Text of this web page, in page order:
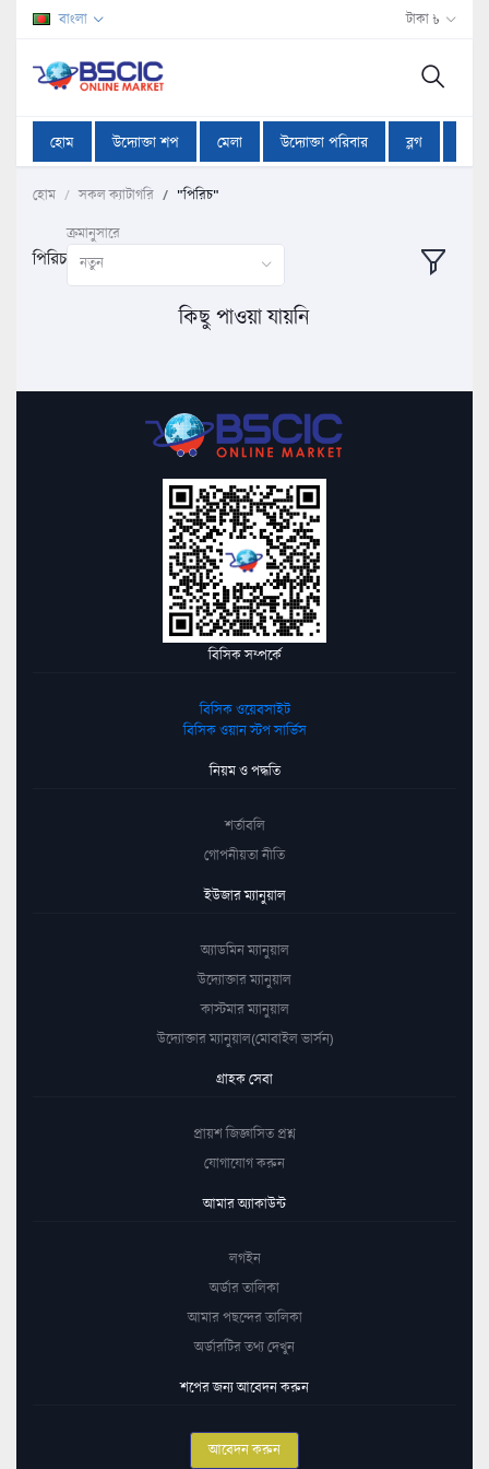
বাংলা টাকা ৳
হোম উদ্যোক্তা শপ মেলা উদ্যোক্তা পরিবার ব্লগ
হোম সকল ক্যাটাগরি "পিরিচ"
পিরিচ
ক্রমানুসারে
নতুন
কিছু পাওয়া যায়নি
বিসিক সম্পর্কে
বিসিক ওয়েবসাইট
বিসিক ওয়ান স্টপ সার্ভিস
নিয়ম ও পদ্ধতি
শর্তাবলি
গোপনীয়তা নীতি
ইউজার ম্যানুয়াল
অ্যাডমিন ম্যানুয়াল
উদ্যোক্তার ম্যানুয়াল
কাস্টমার ম্যানুয়াল
উদ্যোক্তার ম্যানুয়াল(মোবাইল ভার্সন)
গ্রাহক সেবা
প্রায়শ জিজ্ঞাসিত প্রশ্ন
যোগাযোগ করুন
আমার অ্যাকাউন্ট
লগইন
অর্ডার তালিকা
আমার পছন্দের তালিকা
অর্ডারটির তথ্য দেখুন
শপের জন্য আবেদন করুন
আবেদন করুন